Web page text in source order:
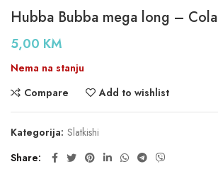
Hubba Bubba mega long – Cola
5,00 KM
Nema na stanju
Compare
Add to wishlist
Kategorija: Slatkishi
Share